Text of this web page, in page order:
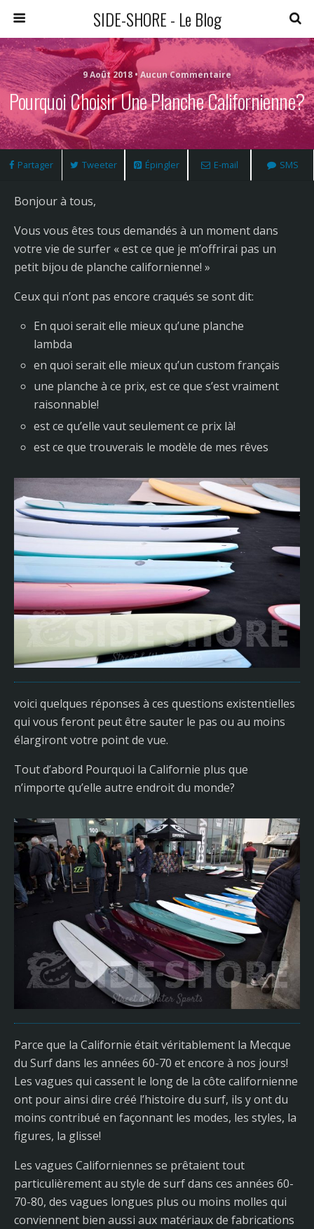
SIDE-SHORE - Le Blog
9 Août 2018 • Aucun Commentaire
Pourquoi Choisir Une Planche Californienne?
Partager Tweeter Épingler E-mail SMS
Bonjour à tous,
Vous vous êtes tous demandés à un moment dans
votre vie de surfer « est ce que je m’offrirai pas un
petit bijou de planche californienne! »
Ceux qui n’ont pas encore craqués se sont dit:
En quoi serait elle mieux qu’une planche
lambda
en quoi serait elle mieux qu’un custom français
une planche à ce prix, est ce que s’est vraiment
raisonnable!
est ce qu’elle vaut seulement ce prix là!
est ce que trouverais le modèle de mes rêves
voici quelques réponses à ces questions existentielles
qui vous feront peut être sauter le pas ou au moins
élargiront votre point de vue.
Tout d’abord Pourquoi la Californie plus que
n’importe qu’elle autre endroit du monde?
Parce que la Californie était véritablement la Mecque
du Surf dans les années 60-70 et encore à nos jours!
Les vagues qui cassent le long de la côte californienne
ont pour ainsi dire créé l’histoire du surf, ils y ont du
moins contribué en façonnant les modes, les styles, la
figures, la glisse!
Les vagues Californiennes se prêtaient tout
particulièrement au style de surf dans ces années 60-
70-80, des vagues longues plus ou moins molles qui
conviennent bien aussi aux matériaux de fabrications